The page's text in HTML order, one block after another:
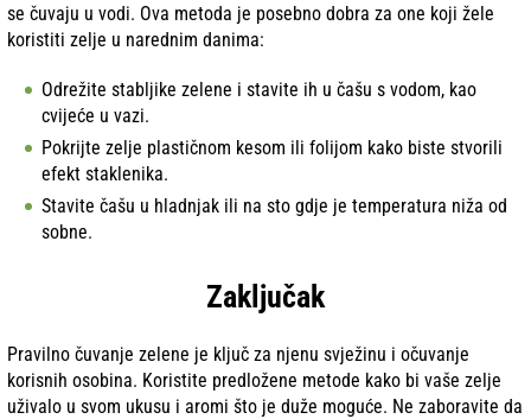
se čuvaju u vodi. Ova metoda je posebno dobra za one koji žele
koristiti zelje u narednim danima:
Odrežite stabljike zelene i stavite ih u čašu s vodom, kao
cvijeće u vazi.
Pokrijte zelje plastičnom kesom ili folijom kako biste stvorili
efekt staklenika.
Stavite čašu u hladnjak ili na sto gdje je temperatura niža od
sobne.
Zaključak
Pravilno čuvanje zelene je ključ za njenu svježinu i očuvanje
korisnih osobina. Koristite predložene metode kako bi vaše zelje
uživalo u svom ukusu i aromi što je duže moguće. Ne zaboravite da